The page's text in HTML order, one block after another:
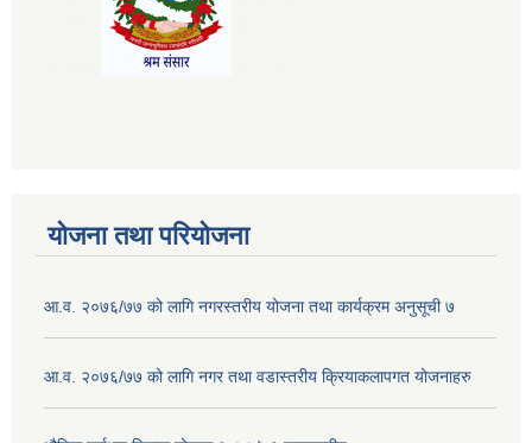
योजना तथा परियोजना
आ.व. २०७६/७७ को लागि नगरस्तरीय योजना तथा कार्यक्रम अनुसूची ७
आ.व. २०७६/७७ को लागि नगर तथा वडास्तरीय क्रियाकलापगत योजनाहरु